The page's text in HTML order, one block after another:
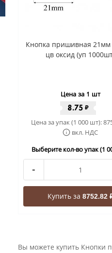
Кнопка пришивная 21мм
цв оксид (уп
Цена за 1 шт
8.75 ₽
Цена за упак (1 000 шт):
вкл. НДС
Выберите кол-во упак (1
-
Купить за 8752.82
Вы можете купить Кнопки